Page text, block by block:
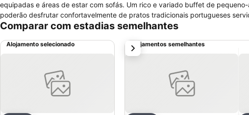
equipadas e áreas de estar com sofás. Um rico e variado buffet de pequeno-almoço é servido todas as manhãs na propriedade. Os hóspedes
poderão desfrutar confortavelmente de pratos tradicionais portugueses
apartamentos e das suites também poderão optar por preparar as refeições
poderá organizar excursões às vinhas. Os hóspedes também têm ao dispor
proximidades poderão visitar centros comerciais, lojas duty-free, bem como restaurantes e bares
Vila Real encontra-se a 20 minutos de carro e beneficia de um animado centro de cidade com
está localizado a 80 minutos de carro da Quinta de Fiães. Um serviço de
Comparar com estadias semelhantes
Alojamento selecionado Alojamentos semelhantes
próximo